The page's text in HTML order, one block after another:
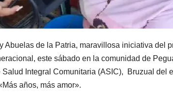
Abuelas de la Patria, maravillosa iniciativa del
este sábado en la comunidad de
Integral Comunitaria (ASIC), Bruzual del
años, más amor».